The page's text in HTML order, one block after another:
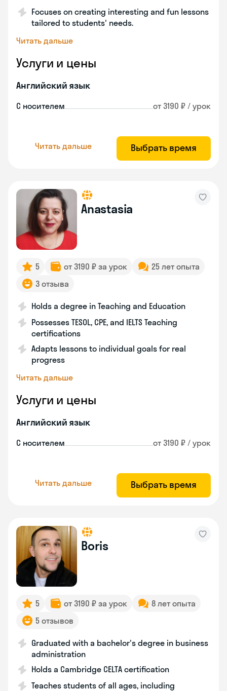
Focuses on creating interesting and fun lessons
tailored to students' needs.
Читать дальше
Услуги и цены
Английский язык
С носителем от 3190 ₽ / урок
Читать дальше Выбрать время
Anastasia
5 от 3190 ₽ за урок
25 лет опыта
3 отзыва
Holds a degree in Teaching and Education
Possesses TESOL, CPE, and IELTS Teaching
certifications
Adapts lessons to individual goals for real
progress
Читать дальше
Услуги и цены
Английский язык
С носителем от 3190 ₽ / урок
Читать дальше Выбрать время
Boris
5 от 3190 ₽ за урок
8 лет опыта
5 отзывов
Graduated with a bachelor's degree in business
administration
Holds a Cambridge CELTA certification
Teaches students of all ages, including